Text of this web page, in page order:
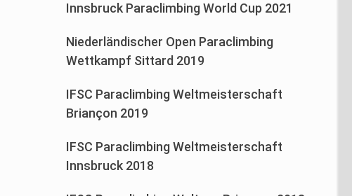
Innsbruck Paraclimbing World Cup 2021
Niederländischer Open Paraclimbing
Wettkampf Sittard 2019
IFSC Paraclimbing Weltmeisterschaft
Briançon 2019
IFSC Paraclimbing Weltmeisterschaft
Innsbruck 2018